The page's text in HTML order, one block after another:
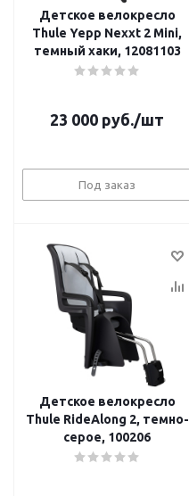
Детское велокресло
Thule Yepp Nexxt 2 Mini,
темный хаки, 12081103
23 000 руб./шт
Под заказ
Детское велокресло
Thule RideAlong 2, темно-
серое, 100206